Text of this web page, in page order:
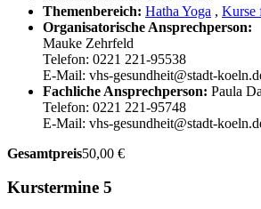
Themenbereich: Hatha Yoga , Kurse
Organisatorische Ansprechperson:
Mauke Zehrfeld
Telefon: 0221 221-95538
E-Mail: vhs-gesundheit@stadt-
Fachliche Ansprechperson: Paula
Telefon: 0221 221-95748
E-Mail: vhs-gesundheit@stadt-
Gesamtpreis50,00 €
Kurstermine 5